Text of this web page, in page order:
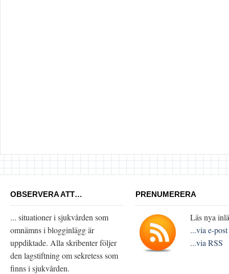
OBSERVERA ATT…
... situationer i sjukvården som
omnämns i blogginlägg är
uppdiktade. Alla skribenter följer
den lagstiftning om sekretess som
finns i sjukvården.
PRENUMERERA
Läs nya
...via e-post
...via RSS